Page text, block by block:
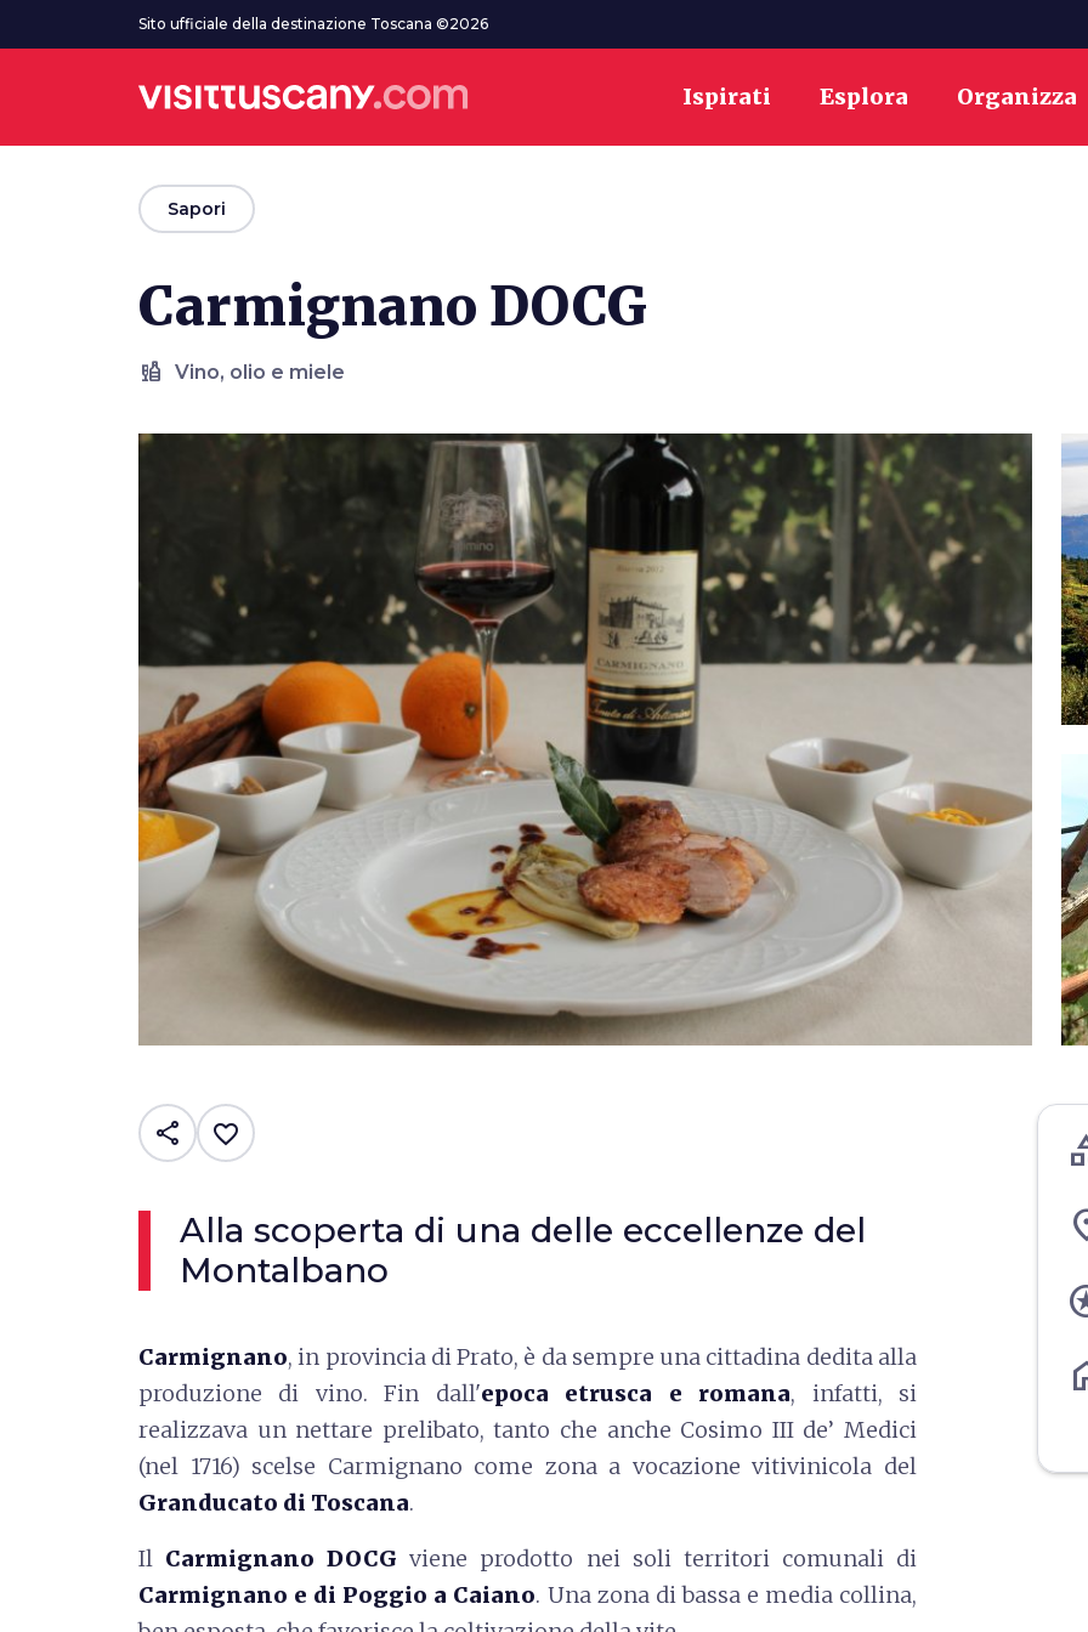
Vai al contenuto principaleSito ufficiale della destinazione Toscana ©2026
Ispirati Esplora Organizza
arrow_backSapori
Carmignano DOCG
liquor Vino, olio e miele
share favorite_border
Alla scoperta di una delle eccellenze del
Montalbano
Carmignano, in provincia di Prato, è da sempre una cittadina dedita alla
produzione di vino. Fin dall'epoca etrusca e romana, infatti, si
realizzava un nettare prelibato, tanto che anche Cosimo III de’ Medici
(nel 1716) scelse Carmignano come zona a vocazione vitivinicola del
Granducato di Toscana.
Il Carmignano DOCG viene prodotto nei soli territori comunali di
Carmignano e di Poggio a Caiano. Una zona di bassa e media collina,